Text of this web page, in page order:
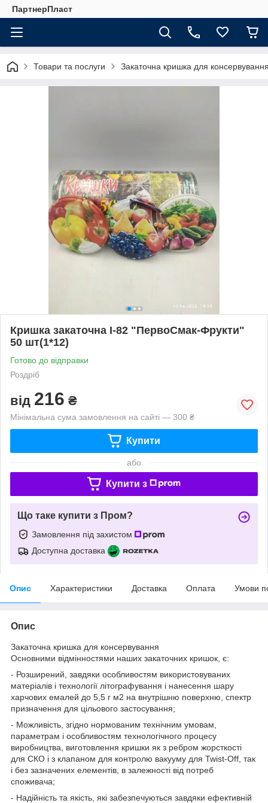
ПартнерПласт
Товари та послуги Закаточна кришка для
Кришка закаточна I-82 "ПервоСмак-Фрукти"
50 шт(1*12)
Готово до відправки
Роздріб
від 216 ₴
Мінімальна сума замовлення на сайті — 300 ₴
Купити
або
Купити з
Що таке купити з Пром?
Замовлення під захистом
Доступна доставка
Опис Характеристики Доставка Оплата Умови
Опис
Закаточна кришка для консервування
Основними відмінностями наших закаточних кришок, є:
- Розширений, завдяки особливостям використовуваних
матеріалів і технології літографування і нанесення шару
харчових емалей до 5,5 г м2 на внутрішню поверхню, спектр
призначення для цільового застосування;
- Можливість, згідно нормованим технічним умовам,
параметрам і особливостям технологічного процесу
виробництва, виготовлення кришки як з ребром жорсткості
для СКО і з клапаном для контролю вакууму для Twist-Off, так
і без зазначених елементів, в залежності від потреб
споживача;
- Надійність та якість, які забезпечуються завдяки ефективній